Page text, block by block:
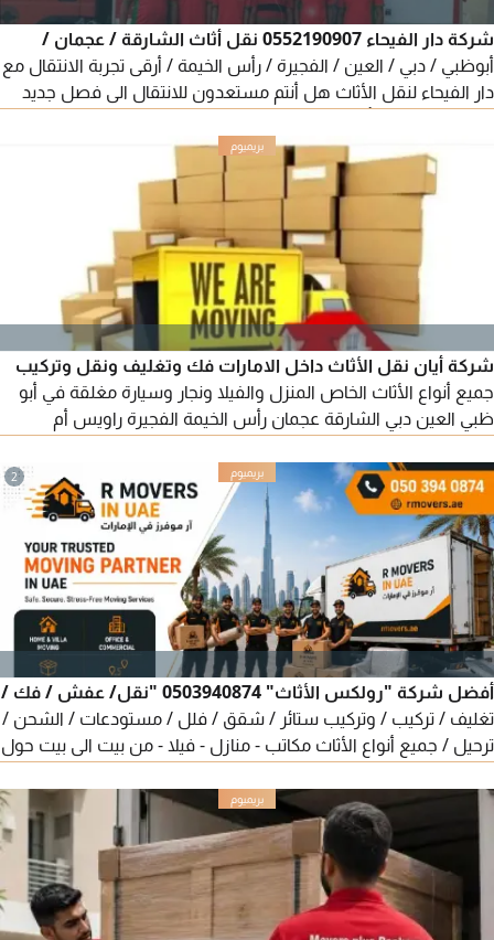
شركة دار الفيحاء 0552190907 نقل أثاث الشارقة / عجمان /
أبوظبي / دبي / العين / الفجيرة / رأس الخيمة / أرقى تجربة الانتقال مع
دار الفيحاء لنقل الأثاث هل أنتم مستعدون للانتقال الى فصل جديد
خدمات نقل الأثاث، وخدمات التعبئة، واعادة التركيب، والتفكيك،
وتركيب الستائر في جميع أنحاء الامارات العربية المتحدة نقل الأثاث
خدمات التعبئة الاحترافية
شركة أيان نقل الأثاث داخل الامارات فك وتغليف ونقل وتركيب
جميع أنواع الأثاث الخاص المنزل والفيلا ونجار وسيارة مغلقة في أبو
ظبي العين دبي الشارقة عجمان رأس الخيمة الفجيرة راويس أم
2
أفضل شركة "رولكس الأثاث" 0503940874 "نقل/ عفش / فك /
تغليف / تركيب / وتركيب ستائر / شقق / فلل / مستودعات / الشحن /
ترحيل / جميع أنواع الأثاث مكاتب - منازل - فيلا - من بيت الى بيت حول